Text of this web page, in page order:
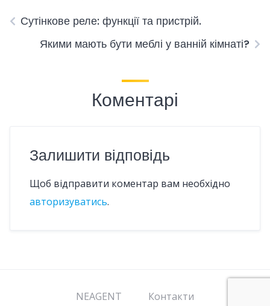
Сутінкове реле: функції та пристрій.
Якими мають бути меблі у ванній кімнаті?
Коментарі
Залишити відповідь
Щоб відправити коментар вам необхідно
авторизуватись.
NEAGENT Контакти